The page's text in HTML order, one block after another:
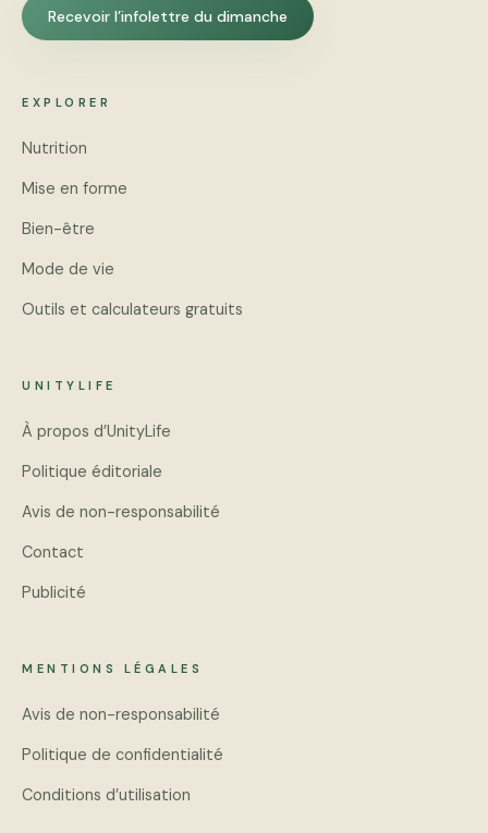
Recevoir l’infolettre du dimanche
EXPLORER
Nutrition
Mise en forme
Bien-être
Mode de vie
Outils et calculateurs gratuits
UNITYLIFE
À propos d’UnityLife
Politique éditoriale
Avis de non-responsabilité
Contact
Publicité
MENTIONS LÉGALES
Avis de non-responsabilité
Politique de confidentialité
Conditions d’utilisation